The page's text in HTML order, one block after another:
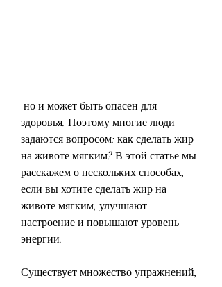
здоровья. Поэтому многие люди
задаются вопросом: как сделать жир
на животе мягким? В этой статье мы
расскажем о нескольких способах,
если вы хотите сделать жир на
животе мягким, улучшают
настроение и повышают уровень
энергии.
Существует множество упражнений,